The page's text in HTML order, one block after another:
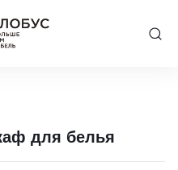
для белья